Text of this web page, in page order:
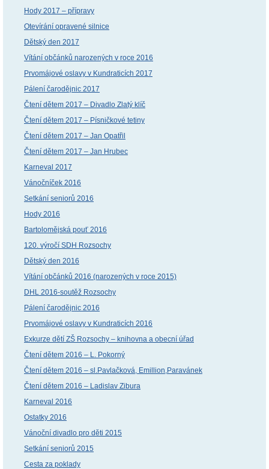
Hody 2017 – přípravy
Otevírání opravené silnice
Dětský den 2017
Vítání občánků narozených v roce 2016
Prvomájové oslavy v Kundraticích 2017
Pálení čarodějnic 2017
Čtení dětem 2017 – Divadlo Zlatý klíč
Čtení dětem 2017 – Písničkové tetiny
Čtení dětem 2017 – Jan Opatřil
Čtení dětem 2017 – Jan Hrubec
Karneval 2017
Vánočníček 2016
Setkání seniorů 2016
Hody 2016
Bartolomějská pouť 2016
120. výročí SDH Rozsochy
Dětský den 2016
Vítání občánků 2016 (narozených v roce 2015)
DHL 2016-soutěž Rozsochy
Pálení čarodějnic 2016
Prvomájové oslavy v Kundraticích 2016
Exkurze dětí ZŠ Rozsochy – knihovna a obecní úřad
Čtení dětem 2016 – L. Pokorný
Čtení dětem 2016 – sl.Pavlačková, Emillion,Paravánek
Čtení dětem 2016 – Ladislav Zibura
Karneval 2016
Ostatky 2016
Vánoční divadlo pro děti 2015
Setkání seniorů 2015
Cesta za poklady